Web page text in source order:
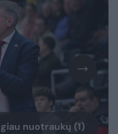
nuotraukų (1)